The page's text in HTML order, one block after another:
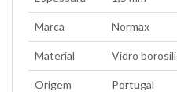
Marca Normax
Material Vidro
Origem Portugal